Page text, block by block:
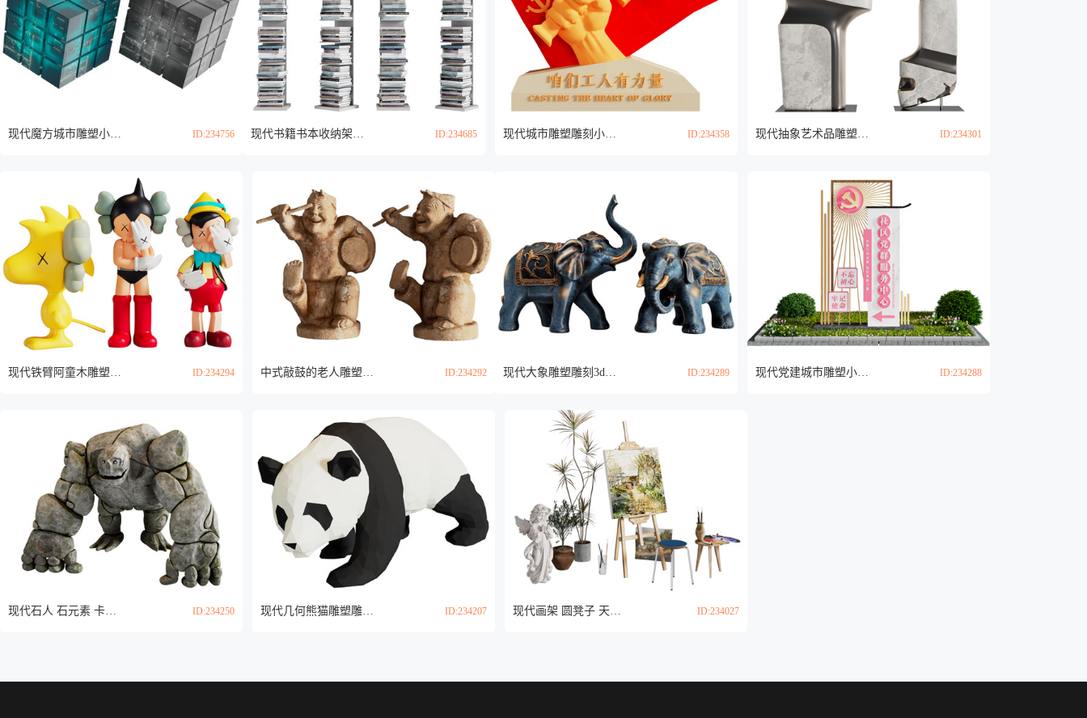
现代魔方城市雕塑小品3d模型 ID:234756 现代书籍书本收纳架 雕塑雕刻3d模型 ID:234685 现代城市雕塑雕刻小品3d模型 ID:234358 现代抽象艺术品雕塑雕刻3d模型 ID:234301
现代铁臂阿童木雕塑雕刻3d模型 ID:234294 中式敲鼓的老人雕塑雕刻摆件组合3d模型 ID:234292 现代大象雕塑雕刻3d模型 ID:234289 现代党建城市雕塑小品3d模型 ID:234288
现代石人 石元素 卡通石头人 石怪 大地精灵3d模型 ID:234250 现代几何熊猫雕塑雕刻3d模型 ID:234207 现代画架 圆凳子 天使雕塑雕刻3d模型 ID:234027